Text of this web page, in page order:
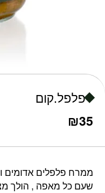
פלפל.קום
₪35
ממרח פלפלים אדומים
שעם כל מאפה , הולך
כמות פלפל.קום